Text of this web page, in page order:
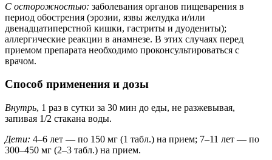
С осторожностью: заболевания органов пищеварения в
период обострения (эрозии, язвы желудка и/или
двенадцатиперстной кишки, гастриты и дуодениты);
аллергические реакции в анамнезе. В этих случаях перед
приемом препарата необходимо проконсультироваться с
врачом.
Способ применения и дозы
Внутрь, 1 раз в сутки за 30 мин до еды, не разжевывая,
запивая 1/2 стакана воды.
Дети: 4–6 лет — по 150 мг (1 табл.) на прием; 7–11 лет — по
300–450 мг (2–3 табл.) на прием.